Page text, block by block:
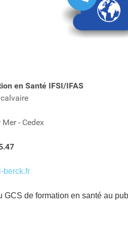
en Santé IFSI/IFAS
- Cedex
berck.fr
GCS de formation en santé au